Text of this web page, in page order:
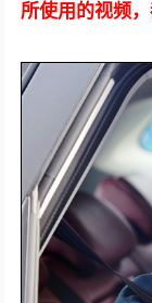
所使用的视频